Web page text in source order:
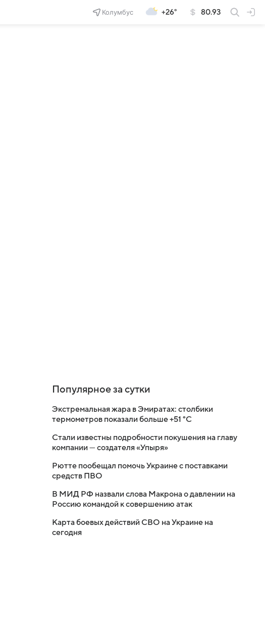
Колумбус +26° 80.93
Популярное за сутки
Экстремальная жара в Эмиратах: столбики
термометров показали больше +51 °C
Стали известны подробности покушения на главу
компании — создателя «Упыря»
Рютте пообещал помочь Украине с поставками
средств ПВО
В МИД РФ назвали слова Макрона о давлении на
Россию командой к совершению атак
Карта боевых действий СВО на Украине на
сегодня